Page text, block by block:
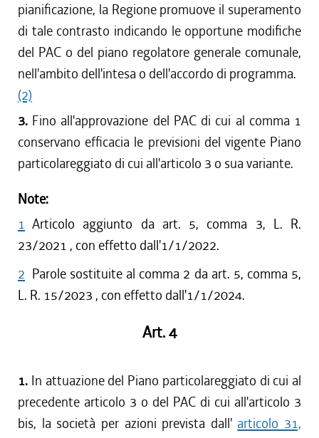
pianificazione, la Regione promuove il superamento
di tale contrasto indicando le opportune modifiche
del PAC o del piano regolatore generale comunale,
nell'ambito dell'intesa o dell'accordo di programma.
(2)
3. Fino all'approvazione del PAC di cui al comma 1
conservano efficacia le previsioni del vigente Piano
particolareggiato di cui all'articolo 3 o sua variante.
Note:
1 Articolo aggiunto da art. 5, comma 3, L. R.
23/2021 , con effetto dall'1/1/2022.
2 Parole sostituite al comma 2 da art. 5, comma 5,
L. R. 15/2023 , con effetto dall'1/1/2024.
Art. 4
1. In attuazione del Piano particolareggiato di cui al
precedente articolo 3 o del PAC di cui all'articolo 3
bis, la società per azioni prevista dall' articolo 31,